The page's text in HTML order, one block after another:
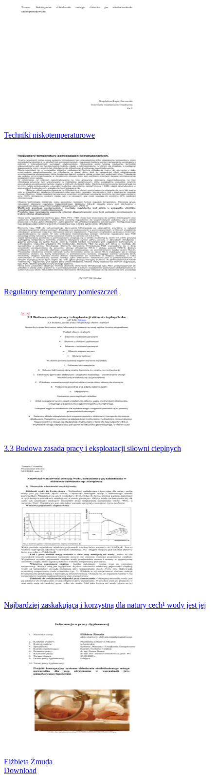
Techniki niskotemperaturowe
Regulatory temperatury pomieszczeń
3.3 Budowa zasada pracy i eksploatacji siłowni cieplnych
Najbardziej zaskakującą i korzystną dla natury cech¹ wody jest jej
Elżbieta Żmuda
Download